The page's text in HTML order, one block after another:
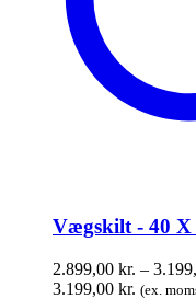
Vægskilt - 40 X
2.899,00 kr. –
3.199,00 kr. (ex.